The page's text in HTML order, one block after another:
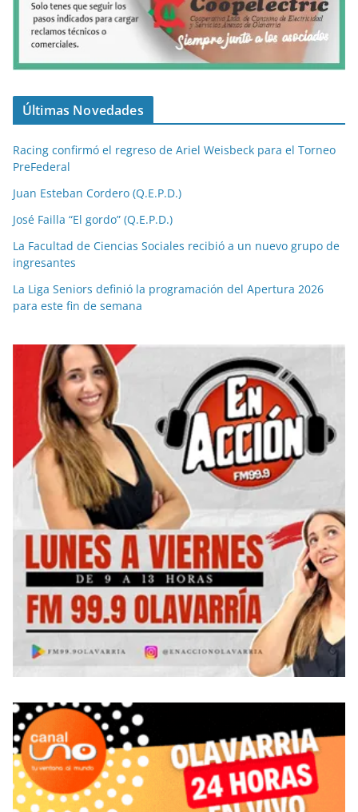
Últimas Novedades
Racing confirmó el regreso de Ariel Weisbeck para el Torneo
PreFederal
Juan Esteban Cordero (Q.E.P.D.)
José Failla “El gordo” (Q.E.P.D.)
La Facultad de Ciencias Sociales recibió a un nuevo grupo de
ingresantes
La Liga Seniors definió la programación del Apertura 2026
para este fin de semana